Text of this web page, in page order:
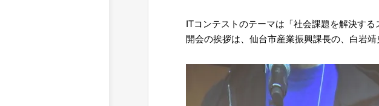
ITコンテストのテーマは「社会課題を解決する
開会の挨拶は、仙台市産業振興課長の、白岩靖